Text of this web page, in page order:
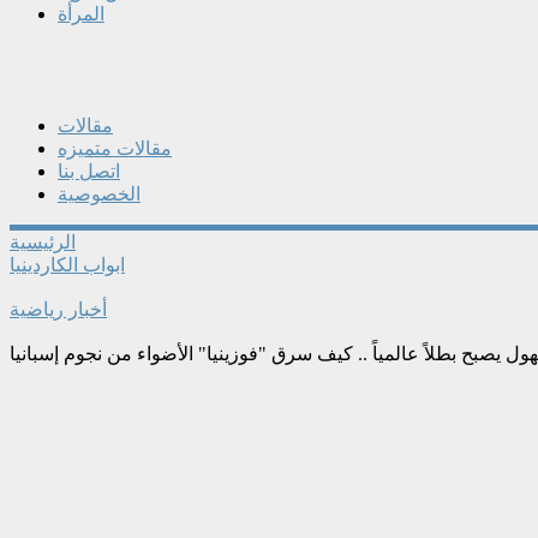
المرأة
مقالات
مقالات متميزه
اتصل بنا
الخصوصية
الرئيسية
ابواب الكاردينيا
أخبار رياضية
يصبح بطلاً عالمياً .. كيف سرق "فوزينيا" الأضواء من نجوم إسبانيا